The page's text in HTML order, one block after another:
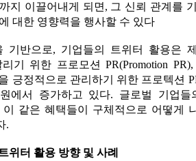
지 이끌어내게 되면, 그 신뢰 관계를
대한 영향력을 행사할 수 있다
기반으로, 기업들의 트위터 활용은
기 위한 프로모션 PR(Promotion
긍정적으로 관리하기 위한 프로텍션
에서 증가하고 있다. 글로벌 기업
이 같은 혜택들이 구체적으로 어떻게
.
위터 활용 방향 및 사례